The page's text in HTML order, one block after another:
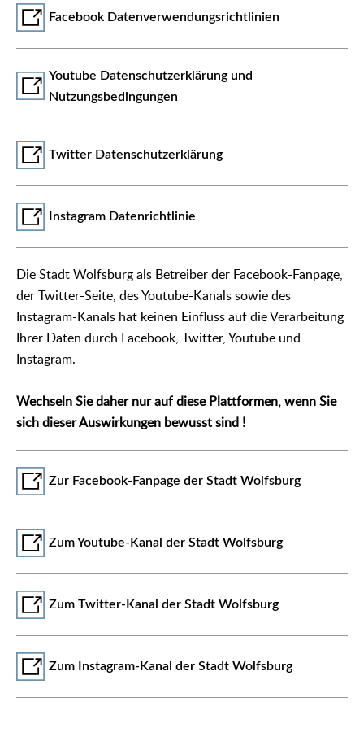
Facebook Datenverwendungsrichtlinien
Youtube Datenschutzerklärung und
Nutzungsbedingungen
Twitter Datenschutzerklärung
Instagram Datenrichtlinie
Die Stadt Wolfsburg als Betreiber der Facebook-Fanpage,
der Twitter-Seite, des Youtube-Kanals sowie des
Instagram-Kanals hat keinen Einfluss auf die Verarbeitung
Ihrer Daten durch Facebook, Twitter, Youtube und
Instagram.
Wechseln Sie daher nur auf diese Plattformen, wenn Sie
sich dieser Auswirkungen bewusst sind !
Zur Facebook-Fanpage der Stadt Wolfsburg
Zum Youtube-Kanal der Stadt Wolfsburg
Zum Twitter-Kanal der Stadt Wolfsburg
Zum Instagram-Kanal der Stadt Wolfsburg